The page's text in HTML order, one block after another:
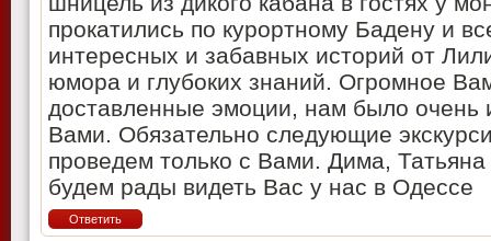
прокатились по курортному Бадену и
интересных и забавных историй от
юмора и глубоких знаний. Огромное
доставленные эмоции, нам было очень
Вами. Обязательно следующие
проведем только с Вами. Дима,
будем рады видеть Вас у нас в Одессе
Ответить